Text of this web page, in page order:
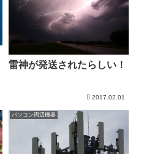
雷神が発送されたらしい！
2017.02.01
パソコン周辺機器